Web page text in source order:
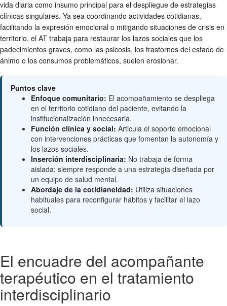
vida diaria como insumo principal para el despliegue de estrategias
clínicas singulares. Ya sea coordinando actividades cotidianas,
facilitando la expresión emocional o mitigando situaciones de crisis en
territorio, el AT trabaja para restaurar los lazos sociales que los
padecimientos graves, como las psicosis, los trastornos del estado de
ánimo o los consumos problemáticos, suelen erosionar.
Puntos clave
Enfoque comunitario: El acompañamiento se despliega
en el territorio cotidiano del paciente, evitando la
institucionalización innecesaria.
Función clínica y social: Articula el soporte emocional
con intervenciones prácticas que fomentan la autonomía y
los lazos sociales.
Inserción interdisciplinaria: No trabaja de forma
aislada; siempre responde a una estrategia diseñada por
un equipo de salud mental.
Abordaje de la cotidianeidad: Utiliza situaciones
habituales para reconfigurar hábitos y facilitar el lazo
social.
El encuadre del acompañante
terapéutico en el tratamiento
interdisciplinario